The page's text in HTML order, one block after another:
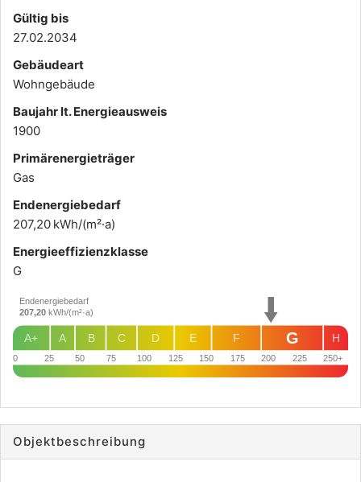
Gültig bis
27.02.2034
Gebäudeart
Wohngebäude
Baujahr lt. Energieausweis
1900
Primärenergieträger
Gas
Endenergie­bedarf
207,20 kWh/(m²·a)
Energie­effizienz­klasse
G
0 25 50 75 100 125 150 175 200 225 250+
H
F
E
D
C
B
A
A+ G
Endenergiebedarf
207,20kWh/(m²·a)
Objekt­beschreibung